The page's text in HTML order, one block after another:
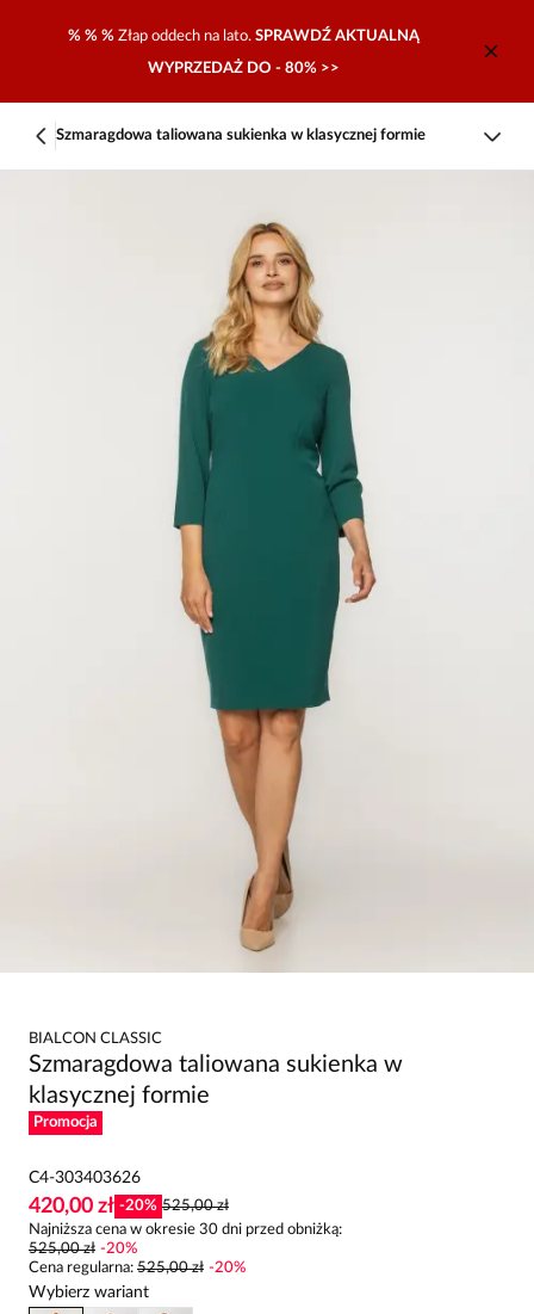
% % % Złap oddech na lato. SPRAWDŹ AKTUALNĄ
WYPRZEDAŻ DO - 80% >>
Szmaragdowa taliowana sukienka w klasycznej formie
BIALCON CLASSIC
Szmaragdowa taliowana sukienka w
klasycznej formie
Promocja
C4-303403626
420,00 zł -20% 525,00 zł
Najniższa cena w okresie 30 dni przed obniżką:
525,00 zł -20%
Cena regularna: 525,00 zł -20%
Wybierz wariant